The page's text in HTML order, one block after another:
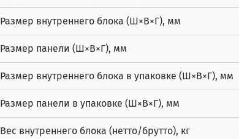
Размер внутреннего блока (Ш×В×Г), мм
Размер панели (Ш×В×Г), мм
Размер внутреннего блока в упаковке (Ш×В×Г), мм
Размер панели в упаковке (Ш×В×Г), мм
Вес внутреннего блока (нетто/брутто), кг